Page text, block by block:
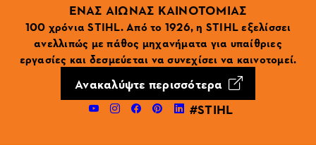
ΕΝΑΣ ΑΙΩΝΑΣ ΚΑΙΝΟΤΟΜΙΑΣ
100 χρόνια STIHL. Από το 1926, η STIHL εξελίσσει
ανελλιπώς με πάθος μηχανήματα για υπαίθριες
εργασίες και δεσμεύεται να συνεχίσει να καινοτομεί.
Ανακαλύψτε περισσότερα
#STIHL